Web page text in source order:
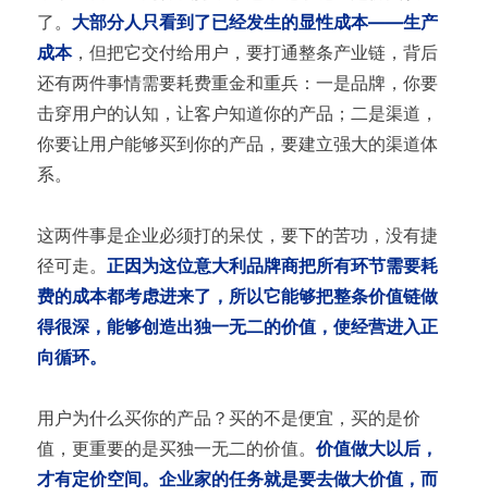
了。 大部分人只看到了已经发生的显性成本——生产
成本，但把它交付给用户，要打通整条产业链，背后
还有两件事情需要耗费重金和重兵：一是品牌，你要
击穿用户的认知，让客户知道你的产品；二是渠道，
你要让用户能够买到你的产品，要建立强大的渠道体
系。
这两件事是企业必须打的呆仗，要下的苦功，没有捷
径可走。 正因为这位意大利品牌商把所有环节需要耗
费的成本都考虑进来了，所以它能够把整条价值链做
得很深，能够创造出独一无二的价值，使经营进入正
向循环。
用户为什么买你的产品？买的不是便宜，买的是价
值，更重要的是买独一无二的价值。 价值做大以后，
才有定价空间。企业家的任务就是要去做大价值，而